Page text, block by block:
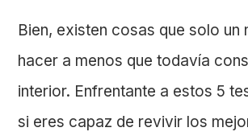
Bien, existen cosas que solo un
hacer a menos que todavía
interior. Enfrentante a estos 5
si eres capaz de revivir los